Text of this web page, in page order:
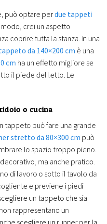
può optare perdue tappeti
crei un aspetto
coprire tutta la stanza. In una
da 140×200 cm è una
cm ha un effetto migliore se
il piede del letto. Le
o cucina
tappeto può fare una grande
stretto da 80×300 cm può
lo spazio troppo pieno.
ma anche pratico.
di lavoro o sotto il tavolo da
e previene i piedi
un tappeto che sia
rappresentano un
scegliere un runner per la